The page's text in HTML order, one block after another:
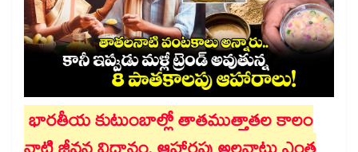
భారతీయ కుటుంబాల్లో తాతముత్తాతల కాలం